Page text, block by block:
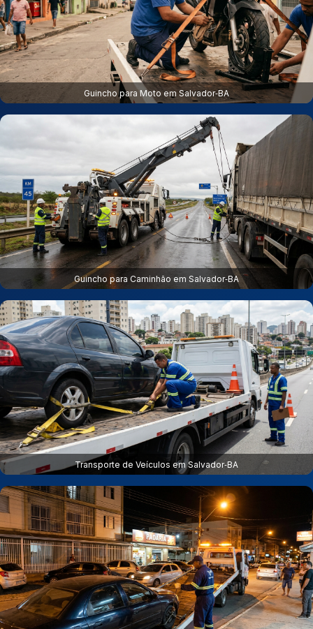
Guincho para Moto em Salvador‑BA
Guincho para Caminhão em Salvador‑BA
Transporte de Veículos em Salvador‑BA